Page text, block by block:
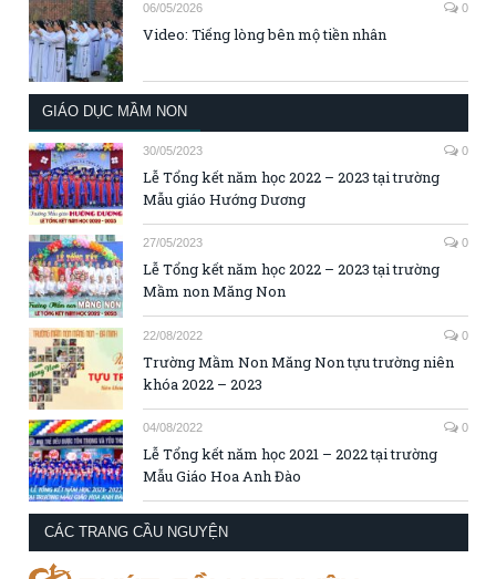
06/05/2026 0
Video: Tiếng lòng bên mộ tiền nhân
GIÁO DỤC MẦM NON
30/05/2023 0
Lễ Tổng kết năm học 2022 – 2023 tại trường
Mẫu giáo Hướng Dương
27/05/2023 0
Lễ Tổng kết năm học 2022 – 2023 tại trường
Mầm non Măng Non
22/08/2022 0
Trường Mầm Non Măng Non tựu trường niên
khóa 2022 – 2023
04/08/2022 0
Lễ Tổng kết năm học 2021 – 2022 tại trường
Mẫu Giáo Hoa Anh Đào
CÁC TRANG CẦU NGUYỆN